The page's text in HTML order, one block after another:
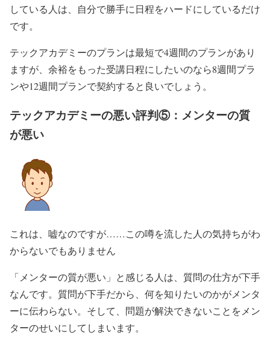
している人は、自分で勝手に日程をハードにしているだけ
です。
テックアカデミーのプランは最短で4週間のプランがあり
ますが、余裕をもった受講日程にしたいのなら8週間プラ
ンや12週間プランで契約すると良いでしょう。
テックアカデミーの悪い評判⑤：メンターの質
が悪い
これは、嘘なのですが……この噂を流した人の気持ちがわ
からないでもありません
「メンターの質が悪い」と感じる人は、質問の仕方が下手
なんです。質問が下手だから、何を知りたいのかがメンタ
ーに伝わらない。そして、問題が解決できないことをメン
ターのせいにしてしまいます。